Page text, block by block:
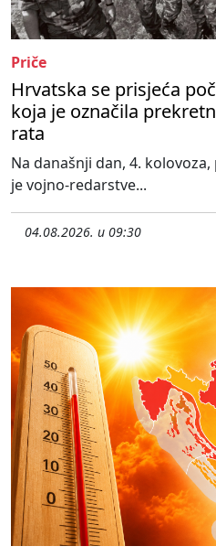
Priče
Hrvatska se prisjeća
koja je označila
rata
Na današnji dan, 4.
je vojno-redarstve...
04.08.2026. u 09:30